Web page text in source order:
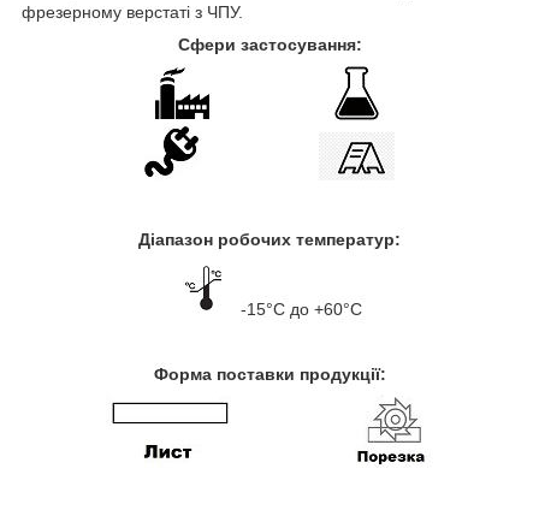
фрезерному верстаті з ЧПУ.
Сфери застосування:
Діапазон робочих температур:
-15°С до +60°С
Форма поставки продукції: